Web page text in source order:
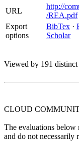
URL
http://
/REA.pdf
Export
options
BibTex ·
Scholar
Viewed by 191 distinct
CLOUD
The evaluations below
and do not necessarily